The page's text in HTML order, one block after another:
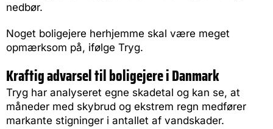
nedbør.
Noget boligejere herhjemme skal være meget
opmærksom på, ifølge Tryg.
Kraftig advarsel til boligejere i Danmark
Tryg har analyseret egne skadetal og kan se, at
måneder med skybrud og ekstrem regn medfører
markante stigninger i antallet af vandskader.